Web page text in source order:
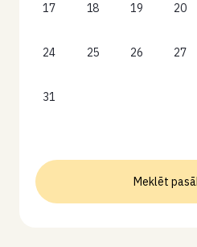
17 18 19 20
24 25 26 27
31
Meklēt